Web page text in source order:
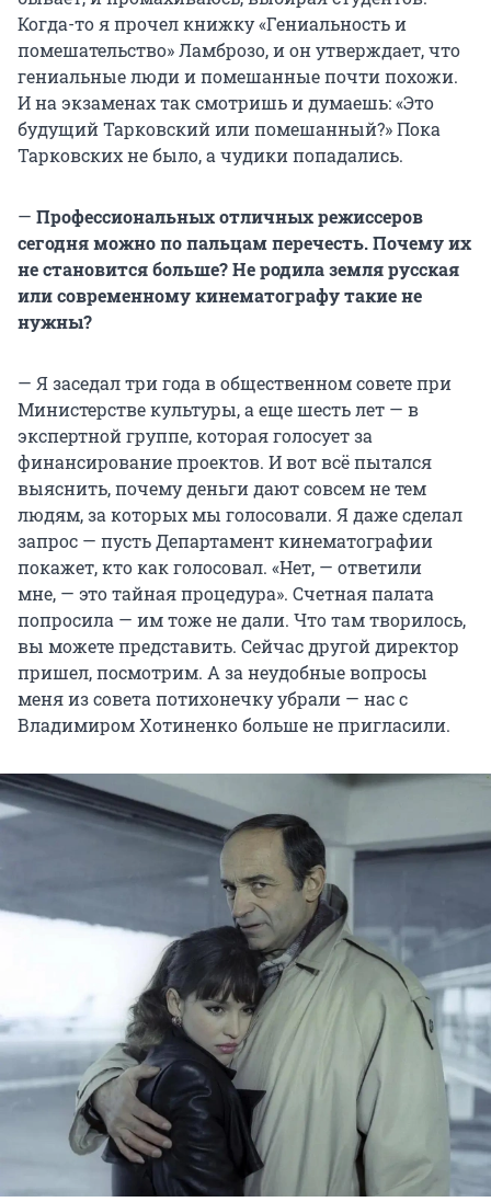
Когда-то я прочел книжку «Гениальность и
помешательство» Ламброзо, и он утверждает, что
гениальные люди и помешанные почти похожи.
И на экзаменах так смотришь и думаешь: «Это
будущий Тарковский или помешанный?» Пока
Тарковских не было, а чудики попадались.
— Профессиональных отличных режиссеров
сегодня можно по пальцам перечесть. Почему их
не становится больше? Не родила земля русская
или современному кинематографу такие не
нужны?
— Я заседал три года в общественном совете при
Министерстве культуры, а еще шесть лет — в
экспертной группе, которая голосует за
финансирование проектов. И вот всё пытался
выяснить, почему деньги дают совсем не тем
людям, за которых мы голосовали. Я даже сделал
запрос — пусть Департамент кинематографии
покажет, кто как голосовал. «Нет, — ответили
мне, — это тайная процедура». Счетная палата
попросила — им тоже не дали. Что там творилось,
вы можете представить. Сейчас другой директор
пришел, посмотрим. А за неудобные вопросы
меня из совета потихонечку убрали — нас с
Владимиром Хотиненко больше не пригласили.